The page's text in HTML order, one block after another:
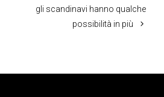
gli scandinavi hanno qualche
possibilità in più